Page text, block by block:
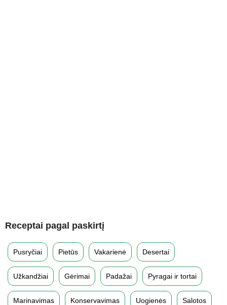
Receptai pagal paskirtį
Pusryčiai Pietūs Vakarienė Desertai
Užkandžiai Gėrimai Padažai Pyragai ir tortai
Marinavimas Konservavimas Uogienės Salotos